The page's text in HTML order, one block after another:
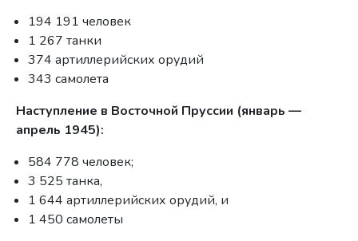
194 191 человек
1 267 танки
374 артиллерийских орудий
343 самолета
Наступление в Восточной Пруссии (январь —
апрель 1945):
584 778 человек;
3 525 танка,
1 644 артиллерийских орудий, и
1 450 самолеты